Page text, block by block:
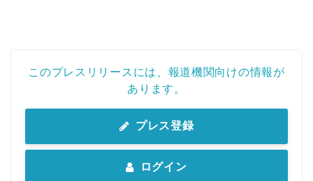
このプレスリリースには、報道機関向けの情報が
あります。
プレス登録
ログイン